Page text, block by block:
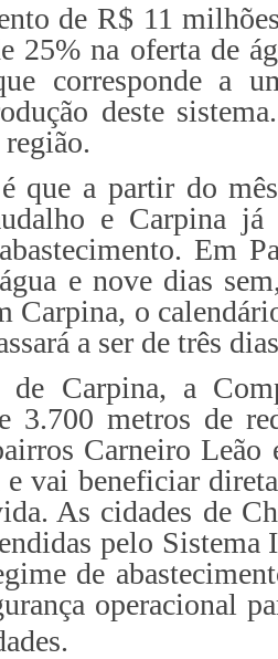
de R$ 11
25% na oferta de
corresponde a
deste
que a partir do
e Carpina
Em
e nove dias
Carpina, o
a ser de três
Carpina, a
3.700 metros de
Carneiro
vai beneficiar
As cidades de
pelo Sistema
de
operacional